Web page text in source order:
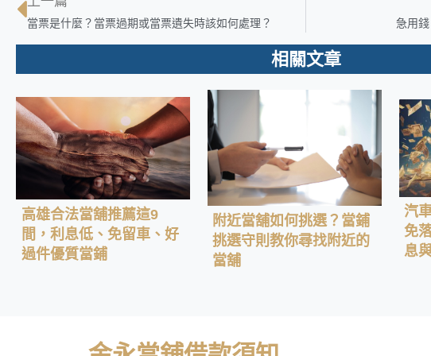
當票是什麼？當票過期或當票遺失時該如何處理？ 急用
相關文章
高雄合法當舖推薦這9
間，利息低、免留車、好
過件優質當鋪
附近當舖如何挑選？當鋪
挑選守則教你尋找附近的
當舖
汽
免
息